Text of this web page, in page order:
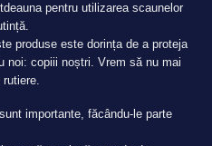
pentru utilizarea scaunelor
produse este dorința de a proteja
noi: copiii noștri. Vrem să nu mai
importante, făcându-le parte